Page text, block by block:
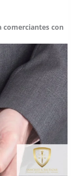
comerciantes con